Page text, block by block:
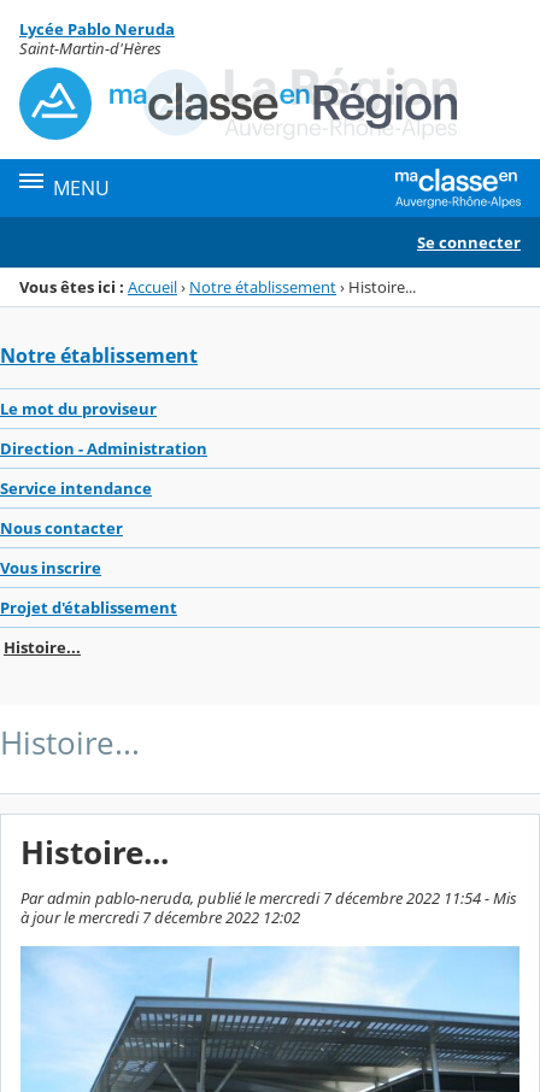
Menu de la rubrique
Contenu
Lycée Pablo Neruda
Saint-Martin-d'Hères
MENU
Se connecter
Vous êtes ici : Accueil› Notre établissement› Histoire...
Notre établissement
Le mot du proviseur
Direction - Administration
Service intendance
Nous contacter
Vous inscrire
Projet d'établissement
Histoire...
Histoire...
Histoire...
Par admin pablo-neruda, publié le mercredi 7 décembre 2022 11:54 - Mis
à jour le mercredi 7 décembre 2022 12:02